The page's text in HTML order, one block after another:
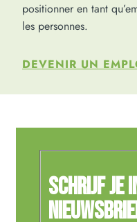
positionner en tant
les personnes.
DEVENIR UN